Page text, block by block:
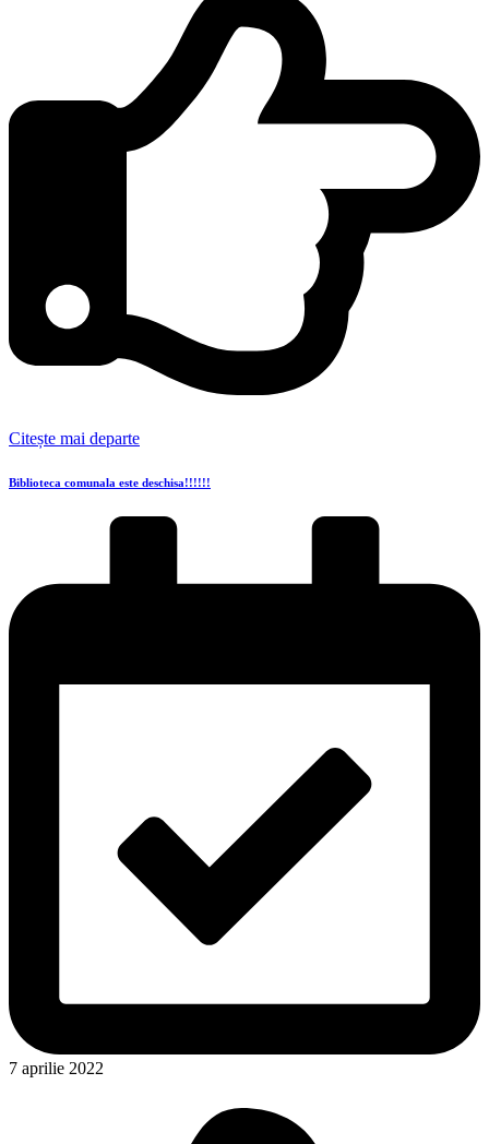
Citește mai departe
Biblioteca comunala este deschisa!!!!!!
7 aprilie 2022